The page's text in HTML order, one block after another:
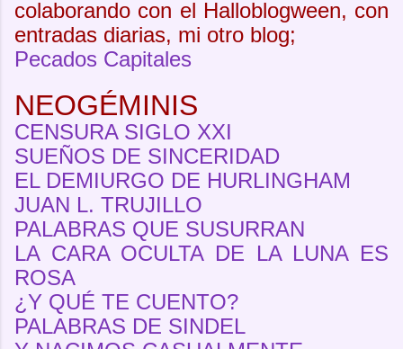
colaborando con el Halloblogween, con
entradas diarias, mi otro blog;
Pecados Capitales
NEOGÉMINIS
CENSURA SIGLO XXI
SUEÑOS DE SINCERIDAD
EL DEMIURGO DE HURLINGHAM
JUAN L. TRUJILLO
PALABRAS QUE SUSURRAN
LA CARA OCULTA DE LA LUNA ES
ROSA
¿Y QUÉ TE CUENTO?
PALABRAS DE SINDEL